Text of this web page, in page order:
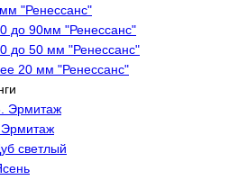
"Ренессанс"
до 90мм "Ренессанс"
до 50 мм "Ренессанс"
20 мм "Ренессанс"
Эрмитаж
светлый